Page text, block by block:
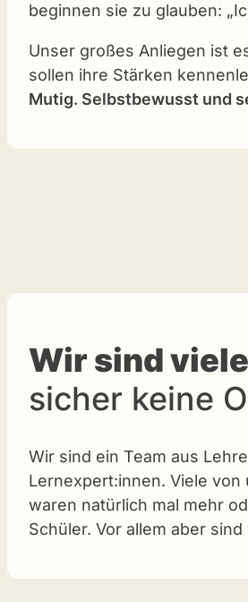
beginnen sie zu glauben:
Unser großes Anliegen ist
sollen ihre Stärken
Mutig. Selbstbewusst und
Wir sind
sicher keine
Wir sind ein Team aus
Lernexpert:innen. Viele
waren natürlich mal mehr
Schüler. Vor allem aber